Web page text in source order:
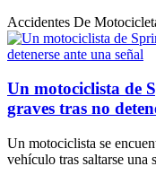
Accidentes De
Un motociclista de
graves tras no
Un motociclista se
vehículo tras saltarse una